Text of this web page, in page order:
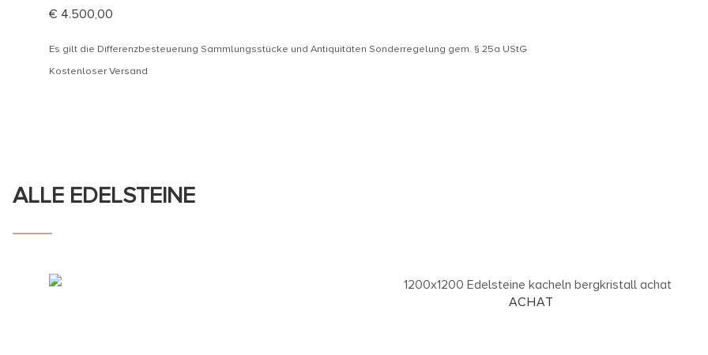
€ 4.500,00
Es gilt die Differenzbesteuerung Sammlungsstücke und Antiquitäten Sonderregelung gem. § 25a UStG
Kostenloser Versand
ALLE EDELSTEINE
ACHAT